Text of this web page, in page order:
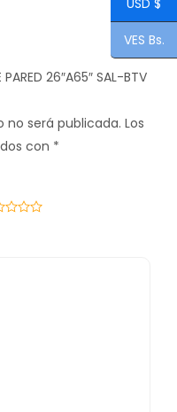
26″A65″ SAL-BTV
no será publicada. Los
con *
VES Bs.